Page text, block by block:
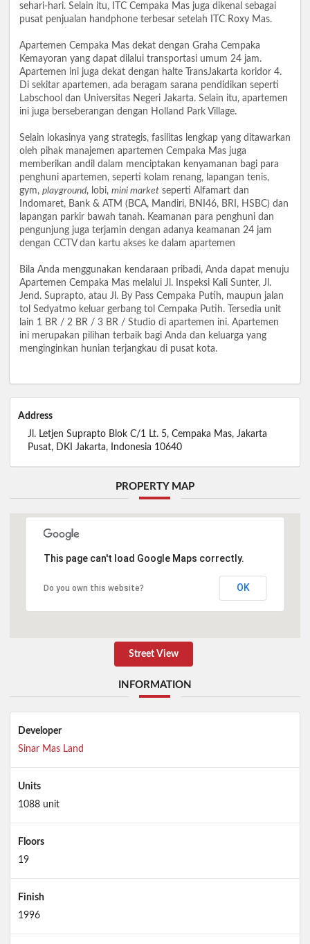
sehari-hari. Selain itu, ITC Cempaka Mas juga dikenal sebagai
pusat penjualan handphone terbesar setelah ITC Roxy Mas.
Apartemen Cempaka Mas dekat dengan Graha Cempaka
Kemayoran yang dapat dilalui transportasi umum 24 jam.
Apartemen ini juga dekat dengan halte TransJakarta koridor 4.
Di sekitar apartemen, ada beragam sarana pendidikan seperti
Labschool dan Universitas Negeri Jakarta. Selain itu, apartemen
ini juga berseberangan dengan Holland Park Village.
Selain lokasinya yang strategis, fasilitas lengkap yang ditawarkan
oleh pihak manajemen apartemen Cempaka Mas juga
memberikan andil dalam menciptakan kenyamanan bagi para
penghuni apartemen, seperti kolam renang, lapangan tenis,
gym, playground, lobi, mini market seperti Alfamart dan
Indomaret, Bank & ATM (BCA, Mandiri, BNI46, BRI, HSBC) dan
lapangan parkir bawah tanah. Keamanan para penghuni dan
pengunjung juga terjamin dengan adanya keamanan 24 jam
dengan CCTV dan kartu akses ke dalam apartemen
Bila Anda menggunakan kendaraan pribadi, Anda dapat menuju
Apartemen Cempaka Mas melalui Jl. Inspeksi Kali Sunter, Jl.
Jend. Suprapto, atau Jl. By Pass Cempaka Putih, maupun jalan
tol Sedyatmo keluar gerbang tol Cempaka Putih. Tersedia unit
lain 1 BR / 2 BR / 3 BR / Studio di apartemen ini. Apartemen
ini merupakan pilihan terbaik bagi Anda dan keluarga yang
menginginkan hunian terjangkau di pusat kota.
Address
Jl. Letjen Suprapto Blok C/1 Lt. 5, Cempaka Mas, Jakarta
Pusat, DKI Jakarta, Indonesia 10640
PROPERTY MAP
This page can't load Google Maps correctly.
Do you own this website? OK
Street View
INFORMATION
Developer
Sinar Mas Land
Units
1088 unit
Floors
19
Finish
1996